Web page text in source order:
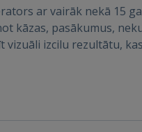
ar vairāk nekā 15
kāzas, pasākumus,
izcilu rezultātu,